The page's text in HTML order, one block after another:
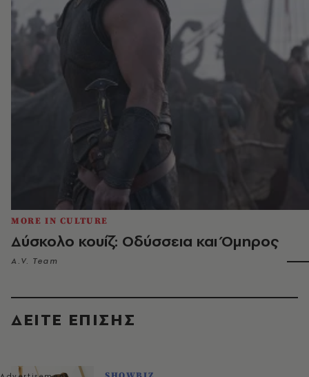
MORE IN CULTURE
Δύσκολο κουίζ: Οδύσσεια και Όμηρος
A.V. Team
ΔΕΙΤΕ ΕΠΙΣΗΣ